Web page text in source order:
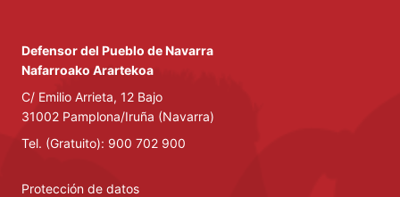
Defensor del Pueblo de Navarra
Nafarroako Arartekoa
C/ Emilio Arrieta, 12 Bajo
31002 Pamplona/Iruña (Navarra)
Tel. (Gratuito): 900 702 900
Protección de datos